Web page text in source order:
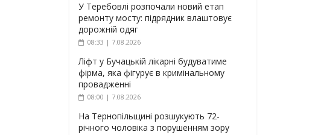
У Теребовлі розпочали новий етап
ремонту мосту: підрядник влаштовує
дорожній одяг
08:33 | 7.08.2026
Ліфт у Бучацькій лікарні будуватиме
фірма, яка фігурує в кримінальному
провадженні
08:00 | 7.08.2026
На Тернопільщині розшукують 72-
річного чоловіка з порушенням зору